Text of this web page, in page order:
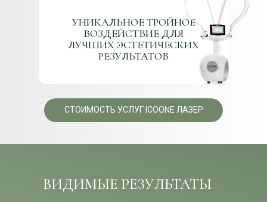
УНИКАЛЬНОЕ ТРОЙНОЕ
ВОЗДЕЙСТВИЕ ДЛЯ
ЛУЧШИХ ЭСТЕТИЧЕСКИХ
РЕЗУЛЬТАТОВ
СТОИМОСТЬ УСЛУГ ICOONE ЛАЗЕР
ВИДИМЫЕ РЕЗУЛЬТАТЫ